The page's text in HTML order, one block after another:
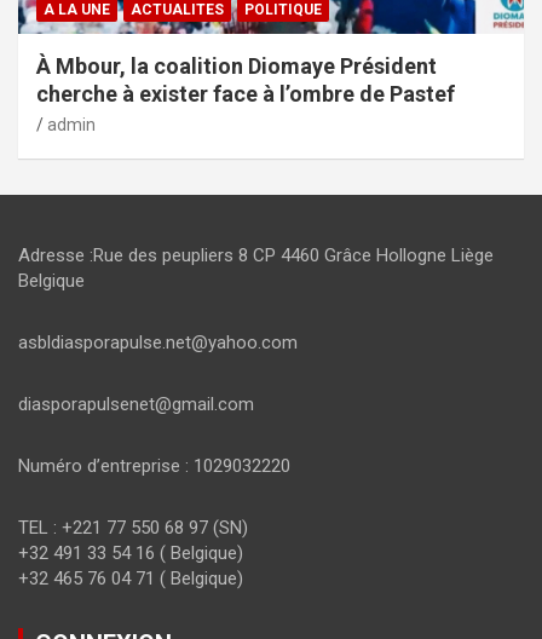
A LA UNE ACTUALITES POLITIQUE
À Mbour, la coalition Diomaye Président
cherche à exister face à l’ombre de Pastef
admin
Adresse :Rue des peupliers 8 CP 4460 Grâce Hollogne Liège
Belgique
asbldiasporapulse.net@yahoo.com
diasporapulsenet@gmail.com
Numéro d’entreprise : 1029032220
TEL : +221 77 550 68 97 (SN)
+32 491 33 54 16 ( Belgique)
+32 465 76 04 71 ( Belgique)